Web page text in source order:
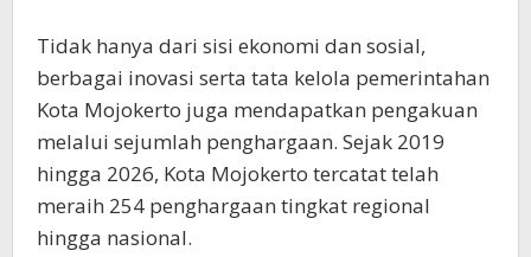
Tidak hanya dari sisi ekonomi dan sosial,
berbagai inovasi serta tata kelola pemerintahan
Kota Mojokerto juga mendapatkan pengakuan
melalui sejumlah penghargaan. Sejak 2019
hingga 2026, Kota Mojokerto tercatat telah
meraih 254 penghargaan tingkat regional
hingga nasional.